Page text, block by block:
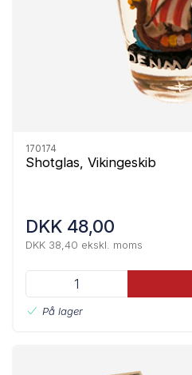
170174
Shotglas, Vikingeskib
DKK 48,00
DKK 38,40 ekskl. moms
På lager